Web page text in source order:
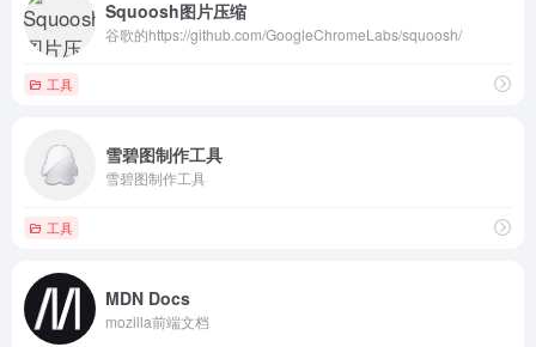
Squoosh图片压缩
谷歌的https://github.com/GoogleChromeLabs/squoosh/
工具
雪碧图制作工具
雪碧图制作工具
工具
MDN Docs
mozilla前端文档